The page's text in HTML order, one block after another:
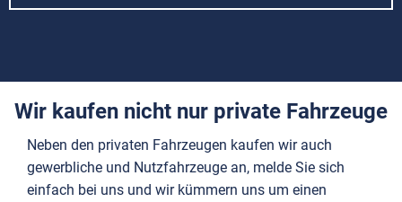
Wir kaufen nicht nur private Fahrzeuge
Neben den privaten Fahrzeugen kaufen wir auch
gewerbliche und Nutzfahrzeuge an, melde Sie sich
einfach bei uns und wir kümmern uns um einen